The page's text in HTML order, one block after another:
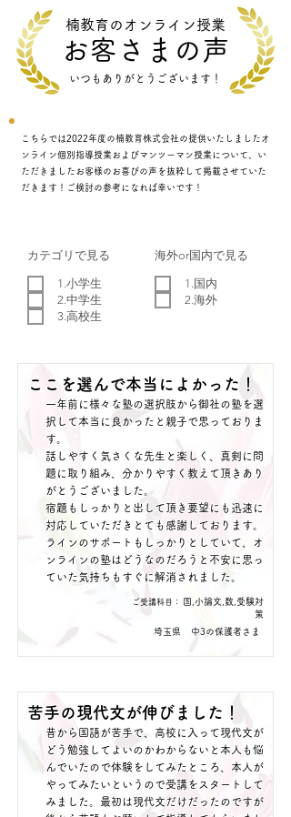
​お客さま の声
​楠教育のオンライン授業
​いつもありがとうございます！
こちらでは2022年度の楠教育株式会社の提供いたしましたオ
ンライン個別指導授業およびマンツーマン授業について、い
ただきましたお客様のお喜びの声を抜粋して掲載させていた
だきます！ご検討の参考になれば幸いです！
カテゴリで見る
1.小学生
2.中学生
3.高校生
海外or国内で見る
1.国内
2.海外
ここを選んで本当によかった！
一年前に様々な塾の選択肢から御社の塾を選
択して本当に良かったと親子で思っておりま
す。
話しやすく気さくな先生と楽しく、真剣に問
題に取り組み、分かりやすく教えて頂きあり
がとうございました。
宿題もしっかりと出して頂き要望にも迅速に
対応していただきとても感謝しております。
ラインのサポートもしっかりとしていて、オ
ンラインの塾はどうなのだろうと不安に思っ
ていた気持ちもすぐに解消されました。
​ご受講科目：
埼玉県
国,小論文,数,受験対
策
中3の保護者さま
苦手の現代文が伸びました！
昔から国語が苦手で、高校に入って現代文が
どう勉強してよいのかわからないと本人も悩
んでいたので体験をしてみたところ、本人が
やってみたいというので受講をスタートして
みました。最初は現代文だけだったのですが